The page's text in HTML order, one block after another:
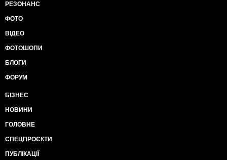
РЕЗОНАНС
ФОТО
ВІДЕО
ФОТОШОПИ
БЛОГИ
ФОРУМ
БІЗНЕС
НОВИНИ
ГОЛОВНЕ
СПЕЦПРОЄКТИ
ПУБЛІКАЦІЇ